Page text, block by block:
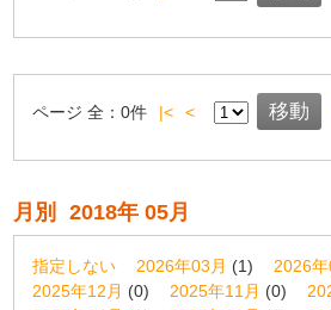
ページ 全：0件 |< <
月別 2018年 05月
指定しない 2026年03月 (1) 2026年
2025年12月 (0) 2025年11月 (0)